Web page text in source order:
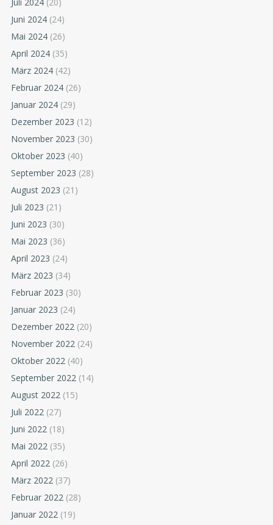
Juni 2024 (24)
Mai 2024 (26)
April 2024 (35)
März 2024 (42)
Februar 2024 (26)
Januar 2024 (29)
Dezember 2023 (12)
November 2023 (30)
Oktober 2023 (40)
September 2023 (28)
August 2023 (21)
Juli 2023 (21)
Juni 2023 (30)
Mai 2023 (36)
April 2023 (24)
März 2023 (34)
Februar 2023 (30)
Januar 2023 (24)
Dezember 2022 (20)
November 2022 (24)
Oktober 2022 (40)
September 2022 (14)
August 2022 (15)
Juli 2022 (27)
Juni 2022 (18)
Mai 2022 (35)
April 2022 (26)
März 2022 (37)
Februar 2022 (28)
Januar 2022 (19)